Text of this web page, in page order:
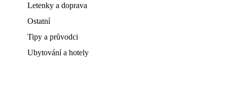
Letenky a doprava
Ostatní
Tipy a průvodci
Ubytování a hotely